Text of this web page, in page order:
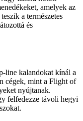
amelyek az
a természetes
és
line kalandokat kínál a
cégek, mint a Flight of
nyújtanak.
felfedezze távoli hegyi